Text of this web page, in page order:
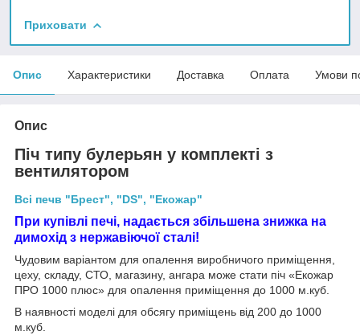
Приховати
Опис Характеристики Доставка Оплата Умови
Опис
Піч типу булерьян у комплекті з
вентилятором
Всі печв "Брест", "DS", "Екожар"
При купівлі печі, надається збільшена знижка на
димохід з нержавіючої сталі!
Чудовим варіантом для опалення виробничого приміщення,
цеху, складу, СТО, магазину, ангара може стати піч «Екожар
ПРО 1000 плюс» для опалення приміщення до 1000 м.куб.
В наявності моделі для обсягу приміщень від 200 до 1000
м.куб.